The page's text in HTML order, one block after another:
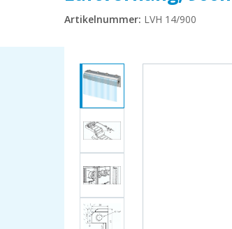
Artikelnummer: LVH 14/900